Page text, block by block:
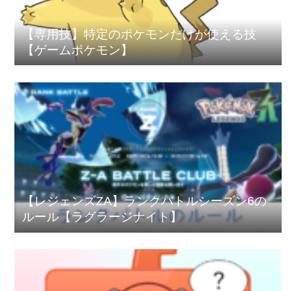
【専用技】特定のポケモンだけが使える技
【ゲームポケモン】
【レジェンズZA】ランクバトルシーズン6の
ルール【ラグラージナイト】